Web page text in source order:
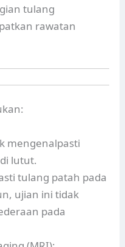
tulang
rawatan
mengenalpasti
lutut.
tulang patah pada
ujian ini tidak
pada